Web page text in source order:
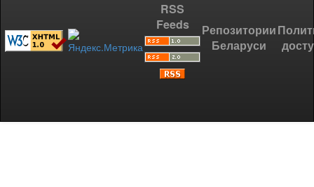
RSS
Feeds
Репозитории
Беларуси